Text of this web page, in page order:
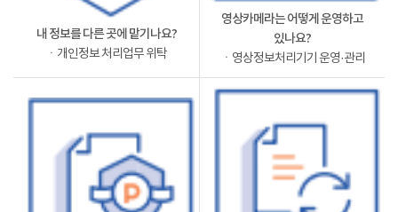
내 정보를 다른 곳에 맡기나요?
ㆍ개인정보 처리업무 위탁
영상카메라는 어떻게 운영하고
있나요?
ㆍ영상정보처리기기 운영·관리